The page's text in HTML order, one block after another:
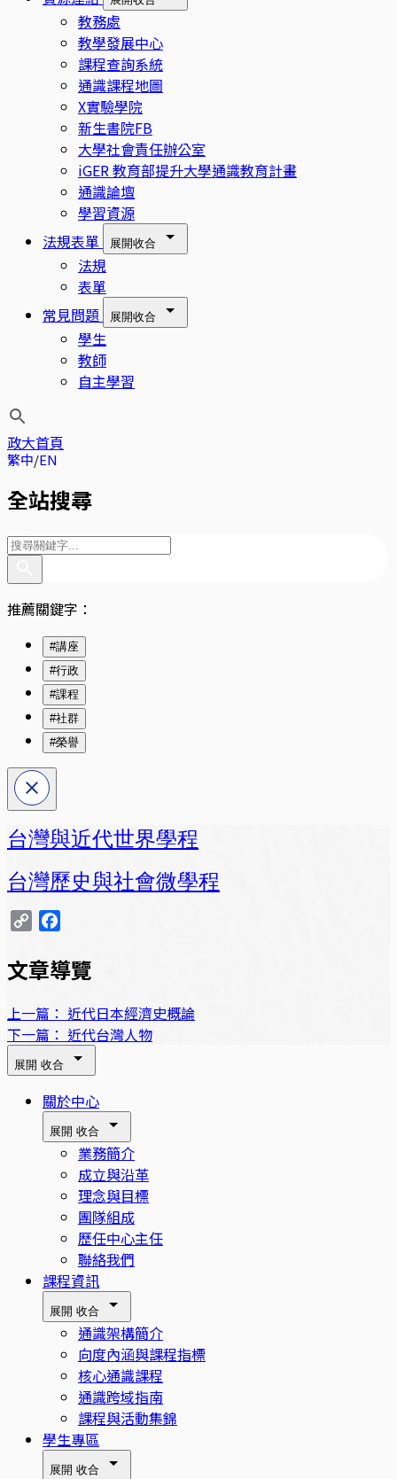
教務處
教學發展中心
課程查詢系統
通識課程地圖
X實驗學院
新生書院FB
大學社會責任辦公室
iGER 教育部提升大學通識教育計畫
通識論壇
學習資源
法規表單
展開收合
法規
表單
常見問題
展開收合
學生
教師
自主學習
政大首頁
繁中 EN
全站搜尋
推薦關鍵字：
#講座
#行政
#課程
#社群
#榮譽
台灣與近代世界學程
台灣歷史與社會微學程
Copy
文章導覽
上一篇： 近代日本經濟史概論
下一篇： 近代台灣人物
展開 收合
關於中心
展開 收合
業務簡介
成立與沿革
理念與目標
團隊組成
歷任中心主任
聯絡我們
課程資訊
展開 收合
通識架構簡介
向度內涵與課程指標
核心通識課程
通識跨域指南
課程與活動集錦
學生專區
展開 收合